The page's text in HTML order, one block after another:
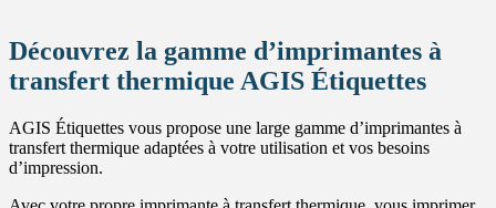
Découvrez la gamme d’imprimantes à
transfert thermique AGIS Étiquettes
AGIS Étiquettes vous propose une large gamme d’imprimantes à
transfert thermique adaptées à votre utilisation et vos besoins
d’impression.